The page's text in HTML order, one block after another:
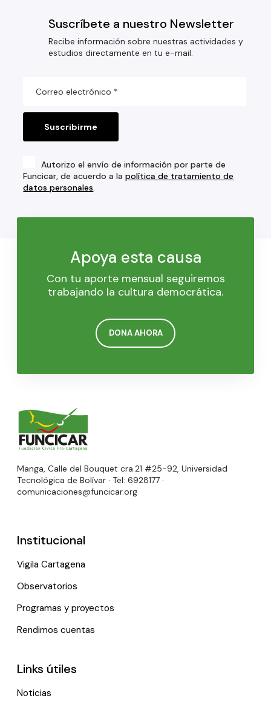
Suscríbete a nuestro Newsletter
Recibe información sobre nuestras actividades y
estudios directamente en tu e-mail.
Autorizo el envío de información por parte de
Funcicar, de acuerdo a lapolítica de tratamiento de
datos personales.
Apoya esta causa
Con tu aporte mensual seguiremos
trabajando la cultura democrática.
DONA AHORA
Manga, Calle del Bouquet cra.21 #25-92, Universidad
Tecnológica de Bolívar · Tel: 6928177 ·
comunicaciones@funcicar.org
Institucional
Vigila Cartagena
Observatorios
Programas y proyectos
Rendimos cuentas
Links útiles
Noticias